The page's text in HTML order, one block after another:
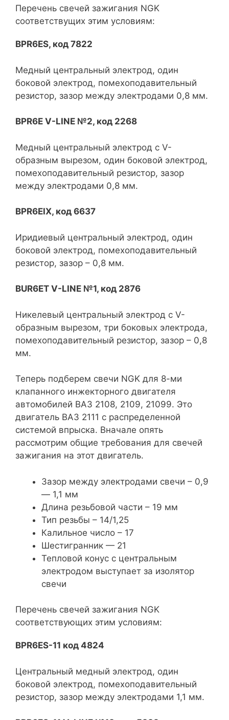
Перечень свечей зажигания NGK
соответствущих этим условиям:
BPR6ES, код 7822
Медный центральный электрод, один
боковой электрод, помехоподавительный
резистор, зазор между электродами 0,8 мм.
BPR6E V-LINE №2, код 2268
Медный центральный электрод с V-
образным вырезом, один боковой электрод,
помехоподавительный резистор, зазор
между электродами 0,8 мм.
BPR6EIX, код 6637
Иридиевый центральный электрод, один
боковой электрод, помехоподавительный
резистор, зазор – 0,8 мм.
BUR6ET V-LINE №1, код 2876
Никелевый центральный электрод с V-
образным вырезом, три боковых электрода,
помехоподавительный резистор, зазор – 0,8
мм.
Теперь подберем свечи NGK для 8-ми
клапанного инжекторного двигателя
автомобилей ВАЗ 2108, 2109, 21099. Это
двигатель ВАЗ 2111 с распределенной
системой впрыска. Вначале опять
рассмотрим общие требования для свечей
зажигания на этот двигатель.
Зазор между электродами свечи – 0,9
— 1,1 мм
Длина резьбовой части – 19 мм
Тип резьбы – 14/1,25
Калильное число – 17
Шестигранник — 21
Тепловой конус с центральным
электродом выступает за изолятор
свечи
Перечень свечей зажигания NGK
соответствующих этим условиям:
BPR6ES-11 код 4824
Центральный медный электрод, один
боковой электрод, помехоподавительный
резистор, зазор между электродами 1,1 мм.